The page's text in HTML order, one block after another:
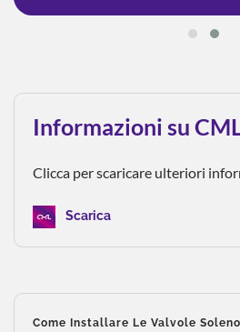
Informazioni su
Clicca per scaricare ulteriori
Scarica
Come Installare Le Valvole